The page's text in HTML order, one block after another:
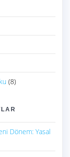
(8)
Dönem: Yasal